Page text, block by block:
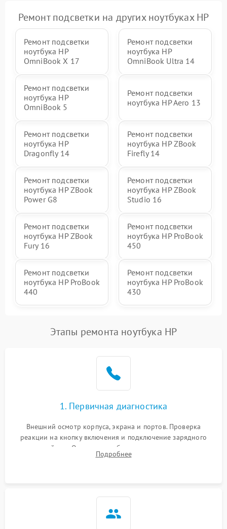
Ремонт подсветки на других ноутбуках HP
Ремонт подсветки
ноутбука HP
OmniBook X 17
Ремонт подсветки
ноутбука HP
OmniBook Ultra 14
Ремонт подсветки
ноутбука HP
OmniBook 5
Ремонт подсветки
ноутбука HP Aero 13
Ремонт подсветки
ноутбука HP
Dragonfly 14
Ремонт подсветки
ноутбука HP ZBook
Firefly 14
Ремонт подсветки
ноутбука HP ZBook
Power G8
Ремонт подсветки
ноутбука HP ZBook
Studio 16
Ремонт подсветки
ноутбука HP ZBook
Fury 16
Ремонт подсветки
ноутбука HP ProBook
450
Ремонт подсветки
ноутбука HP ProBook
440
Ремонт подсветки
ноутбука HP ProBook
430
Этапы ремонта ноутбука HP
1. Первичная диагностика
Внешний осмотр корпуса, экрана и портов. Проверка
реакции на кнопку включения и подключение зарядного
устройства. Оценка потребления тока с помощью
лабораторного блока питания для локализации проблемы.
Подробнее